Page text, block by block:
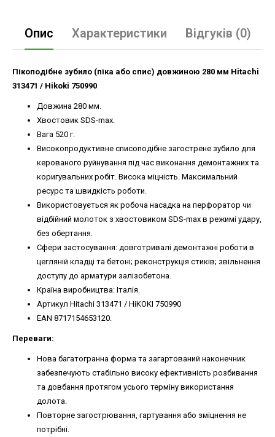
Опис Характеристики Відгуків (0)
Пікоподібне зубило (піка або спис) довжиною 280 мм Hitachi
313471 / Hikoki 750990
Довжина 280 мм.
Хвостовик SDS-max.
Вага 520 г.
Високопродуктивне списоподібне загострене зубило для
керованого руйнування під час виконання демонтажних та
коригувальних робіт. Висока міцність. Максимальний
ресурс та швидкість роботи.
Використовується як робоча насадка на перфоратор чи
відбійний молоток з хвостовиком SDS-max в режимі удару,
без обертання.
Сфери застосування: довготривалі демонтажні роботи в
цегляній кладці та бетоні; реконструкція стиків; звільнення
доступу до арматури залізобетона.
Країна виробництва: Італія.
Артикул Hitachi 313471 / HiKOKI 750990
EAN 8717154653120.
Переваги:
Нова багатогранна форма та загартований наконечник
забезпечують стабільно високу ефективність розбивання
та довбання протягом усього терміну використання
долота.
Повторне загострювання, гартування або зміцнення не
потрібні.